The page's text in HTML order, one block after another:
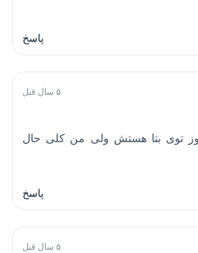
پاسخ
۵ سال قبل
توی بتا هستش ولی من کلی حال
پاسخ
۵ سال قبل